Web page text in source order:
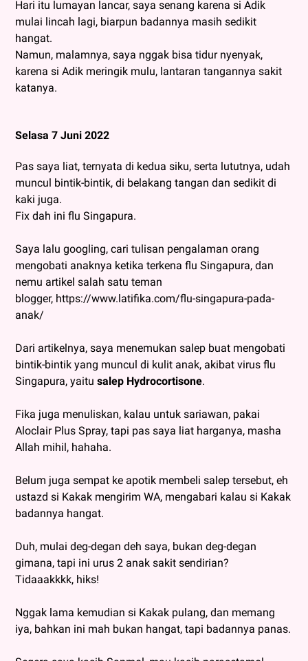
Hari itu lumayan lancar, saya senang karena si Adik
mulai lincah lagi, biarpun badannya masih sedikit
hangat.
Namun, malamnya, saya nggak bisa tidur nyenyak,
karena si Adik meringik mulu, lantaran tangannya sakit
katanya.
Selasa 7 Juni 2022
Pas saya liat, ternyata di kedua siku, serta lututnya, udah
muncul bintik-bintik, di belakang tangan dan sedikit di
kaki juga.
Fix dah ini flu Singapura.
Saya lalu googling, cari tulisan pengalaman orang
mengobati anaknya ketika terkena flu Singapura, dan
nemu artikel salah satu teman
blogger, https://www.latifika.com/flu-singapura-pada-
anak/
Dari artikelnya, saya menemukan salep buat mengobati
bintik-bintik yang muncul di kulit anak, akibat virus flu
Singapura, yaitu salep Hydrocortisone.
Fika juga menuliskan, kalau untuk sariawan, pakai
Aloclair Plus Spray, tapi pas saya liat harganya, masha
Allah mihil, hahaha.
Belum juga sempat ke apotik membeli salep tersebut, eh
ustazd si Kakak mengirim WA, mengabari kalau si Kakak
badannya hangat.
Duh, mulai deg-degan deh saya, bukan deg-degan
gimana, tapi ini urus 2 anak sakit sendirian?
Tidaaakkkk, hiks!
Nggak lama kemudian si Kakak pulang, dan memang
iya, bahkan ini mah bukan hangat, tapi badannya panas.